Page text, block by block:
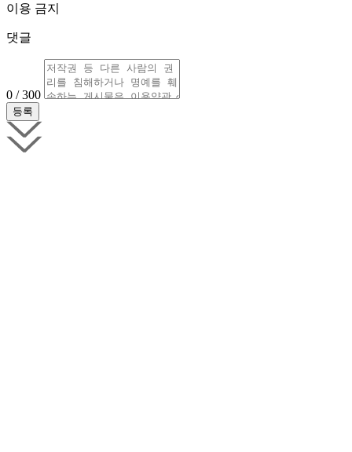
이용 금지
댓글
0 / 300